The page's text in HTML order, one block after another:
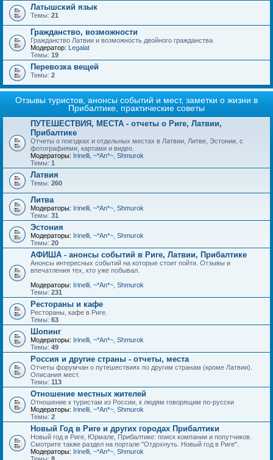
Латышский язык
Темы: 21
Гражданство, возможности
Гражданство Латвии и возможность двойного гражданства
Модератор:
Legalat
Темы: 19
Перевозка вещей
Темы: 2
Отзывы туристов, анонсы событий и мест, заметки о жизни в
Прибалтике, практические советы
ПУТЕШЕСТВИЯ, МЕСТА - отчеты о Риге, Латвии,
Прибалтике
Отчеты о поездках и отдельных местах в Латвии, Литве, Эстонии, с
фотографиями, картами и видео.
Модераторы: Irinelli ~*An*~ Shmurok
Темы: 1
Латвия
Темы: 260
Литва
Модераторы: Irinelli ~*An*~ Shmurok
Темы: 31
Эстония
Модераторы: Irinelli ~*An*~ Shmurok
Темы: 20
АФИША - анонсы событий в Риге, Латвии, Прибалтике
Анонсы интересных событий на которые стоит пойти. Отзывы и
впечатления тех, кто уже побывал.
Модераторы: Irinelli ~*An*~ Shmurok
Темы: 231
Рестораны и кафе
Рестораны, кафе в Риге.
Темы: 63
Шопинг
Модераторы: Irinelli ~*An*~ Shmurok
Темы: 49
Россия и другие страны - отчеты, места
Отчеты форумчан о путешествиях по другим странам (кроме Латвии).
Описания мест.
Темы: 113
Отношение местных жителей
Отношение к туристам из России, к людям говорящим по-русски
Модераторы: Irinelli ~*An*~ Shmurok
Темы: 2
Новый Год в Риге и других городах Прибалтики
Новый год в Риге, Юрмале, Прибалтике: поиск компании и попутчиков.
Смотрите также раздел на портале "Отдохнуть. Новый год в Риге".
Модераторы: Irinelli ~*An*~ Shmurok